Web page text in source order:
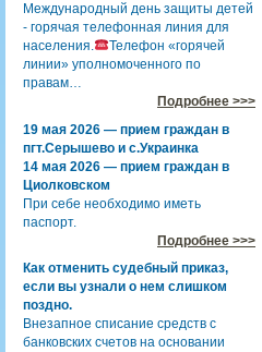
Международный день защиты детей
- горячая телефонная линия для
населения.
Телефон «горячей
линии» уполномоченного по
правам…
Подробнее >>>
19 мая 2026 — прием граждан в
пгт.Серышево и с.Украинка
14 мая 2026 — прием граждан в
Циолковском
При себе необходимо иметь
паспорт.
Подробнее >>>
Как отменить судебный приказ,
если вы узнали о нем слишком
поздно.
Внезапное списание средств с
банковских счетов на основании